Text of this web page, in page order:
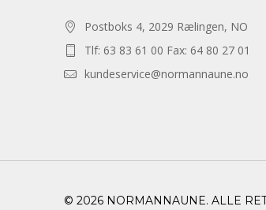
Postboks 4, 2029 Rælingen, NO
Tlf: 63 83 61 00 Fax: 64 80 27 01
kundeservice@normannaune.no
© 2026 NORMANNAUNE. ALLE